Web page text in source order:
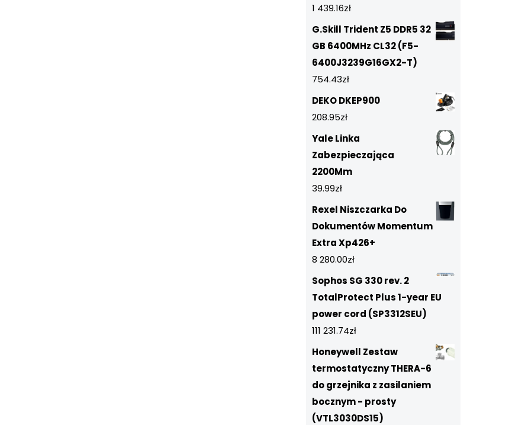
1 439.16zł
G.Skill Trident Z5 DDR5 32
GB 6400MHz CL32 (F5-
6400J3239G16GX2-T)
754.43zł
DEKO DKEP900
208.95zł
Yale Linka
Zabezpieczająca
2200Mm
39.99zł
Rexel Niszczarka Do
Dokumentów Momentum
Extra Xp426+
8 280.00zł
Sophos SG 330 rev. 2
TotalProtect Plus 1-year EU
power cord (SP3312SEU)
111 231.74zł
Honeywell Zestaw
termostatyczny THERA-6
do grzejnika z zasilaniem
bocznym - prosty
(VTL3030DS15)